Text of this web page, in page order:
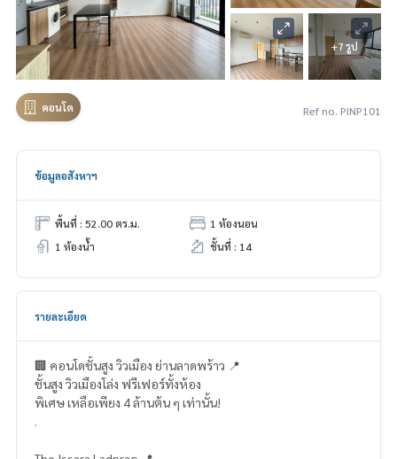
+7 รูป
คอนโด Ref no. PINP101
ข้อมูลอสังหาฯ
พื้นที่ : 52.00 ตร.ม.
1 ห้องนอน
1 ห้องน้ำ
ชั้นที่ : 14
รายละเอียด
🏢 คอนโดชั้นสูง วิวเมือง ย่านลาดพร้าว 📍
ชั้นสูง วิวเมืองโล่ง ฟรีเฟอร์ทั้งห้อง
พิเศษ เหลือเพียง 4 ล้านต้น ๆ เท่านั้น!
.